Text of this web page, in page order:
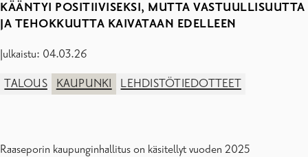
KÄÄNTYI POSITIIVISEKSI, MUTTA VASTUULLISUUTTA
JA TEHOKKUUTTA KAIVATAAN EDELLEEN
Julkaistu: 04.03.26
TALOUS KAUPUNKI LEHDISTÖTIEDOTTEET
Raaseporin kaupunginhallitus on käsitellyt vuoden 2025